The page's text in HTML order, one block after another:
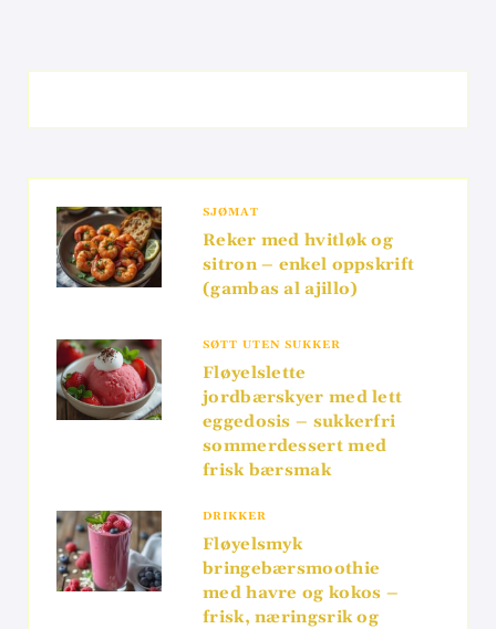
SJØMAT
Reker med hvitløk og
sitron – enkel oppskrift
(gambas al ajillo)
SØTT UTEN SUKKER
Fløyelslette
jordbærskyer med lett
eggedosis – sukkerfri
sommerdessert med
frisk bærsmak
DRIKKER
Fløyelsmyk
bringebærsmoothie
med havre og kokos –
frisk, næringsrik og